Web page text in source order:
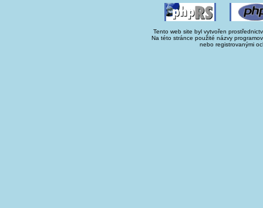
Tento web site byl vytvořen
Na této stránce použité názvy
nebo registrovanými